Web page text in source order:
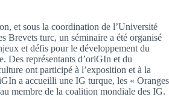
et sous la coordination de l’Université
Brevets turc, un séminaire a été organisé
et défis pour le développement du
Des représentants d’oriGIn et du
ont participé à l’exposition et à la
a accueilli une IG turque, les « Oranges
membre de la coalition mondiale des IG.